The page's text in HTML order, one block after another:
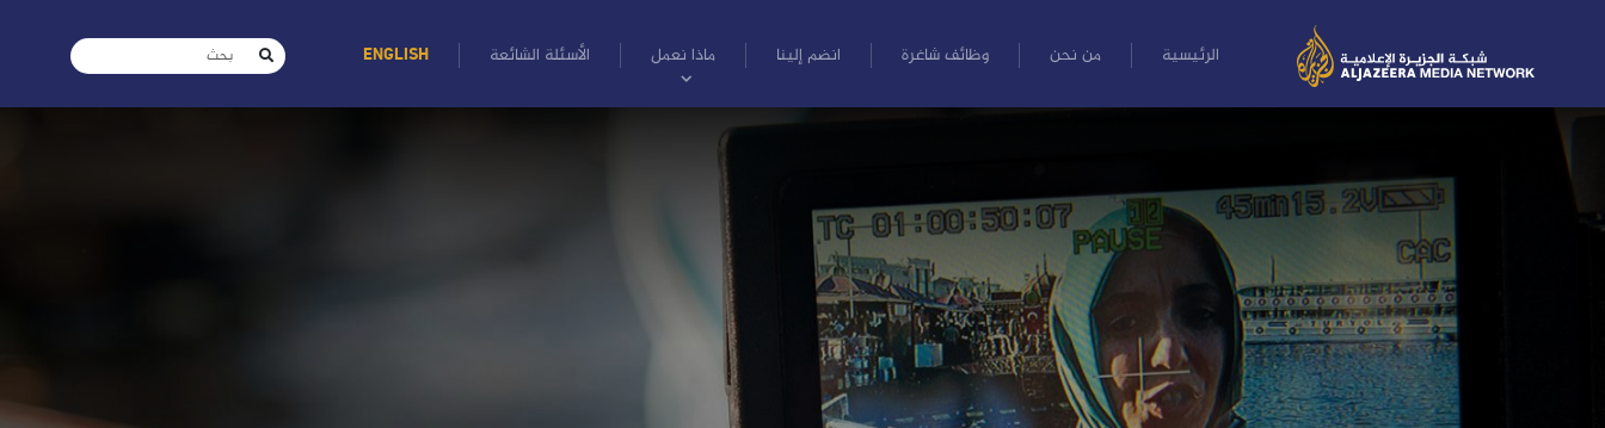
الرئيسية من نحن وظائف شاغرة انضم إلينا ماذا نعمل الأسئلة الشائعة ENGLISH